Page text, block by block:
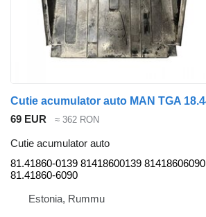
69 EUR ≈ 362 RON
Cutie acumulator auto
81.41860-0139 81418600139 81418606090
81.41860-6090
Estonia, Rummu